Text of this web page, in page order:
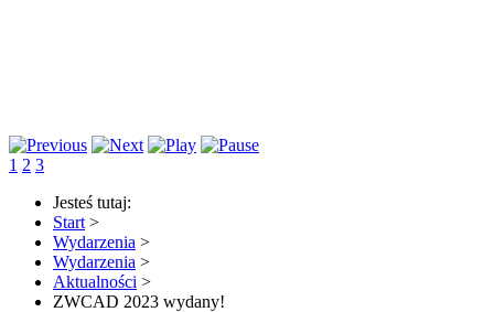
1 2 3
Jesteś tutaj:
Start >
Wydarzenia >
Wydarzenia >
Aktualności >
ZWCAD 2023 wydany!